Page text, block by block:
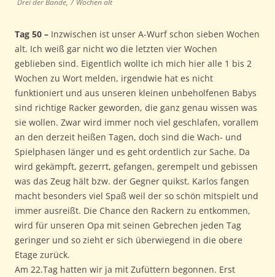
Tag 50 – Inzwischen ist unser A-Wurf schon sieben Wochen
alt. Ich weiß gar nicht wo die letzten vier Wochen
geblieben sind. Eigentlich wollte ich mich hier alle 1 bis 2
Wochen zu Wort melden, irgendwie hat es nicht
funktioniert und aus unseren kleinen unbeholfenen Babys
sind richtige Racker geworden, die ganz genau wissen was
sie wollen. Zwar wird immer noch viel geschlafen, vorallem
an den derzeit heißen Tagen, doch sind die Wach- und
Spielphasen länger und es geht ordentlich zur Sache. Da
wird gekämpft, gezerrt, gefangen, gerempelt und gebissen
was das Zeug hält bzw. der Gegner quikst. Karlos fangen
macht besonders viel Spaß weil der so schön mitspielt und
immer ausreißt. Die Chance den Rackern zu entkommen,
wird für unseren Opa mit seinen Gebrechen jeden Tag
geringer und so zieht er sich überwiegend in die obere
Etage zurück.
Am 22.Tag hatten wir ja mit Zufüttern begonnen. Erst